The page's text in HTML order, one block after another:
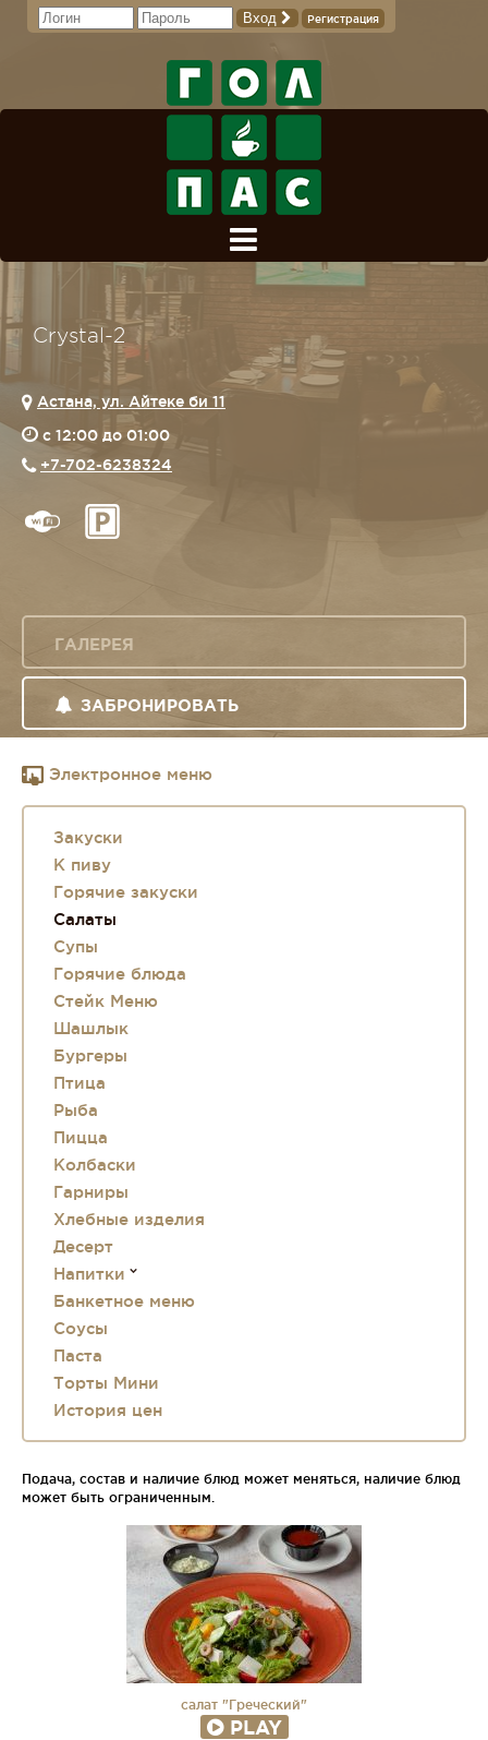
Вход Регистрация
Crystal-2
Астана, ул. Айтеке би 11
c 12:00 до 01:00
+7-702-6238324
ГАЛЕРЕЯ
ЗАБРОНИРОВАТЬ
Электронное меню
Закуски
К пиву
Горячие закуски
Салаты
Супы
Горячие блюда
Стейк Меню
Шашлык
Бургеры
Птица
Рыба
Пицца
Колбаски
Гарниры
Хлебные изделия
Десерт
Напитки
Банкетное меню
Соусы
Паста
Торты Мини
История цен
Подача, состав и наличие блюд может меняться, наличие блюд
может быть ограниченным.
салат "Греческий"
PLAY